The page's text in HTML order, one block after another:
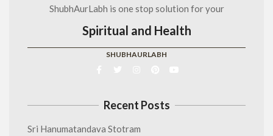
ShubhAurLabh is one stop solution for your
Spiritual and Health
SHUBHAURLABH
Recent Posts
Sri Hanumatandava Stotram